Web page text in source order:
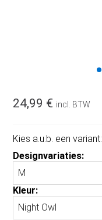
24,99 € incl. BTW
Kies a.u.b. een variant:
Designvariaties:
Kleur: